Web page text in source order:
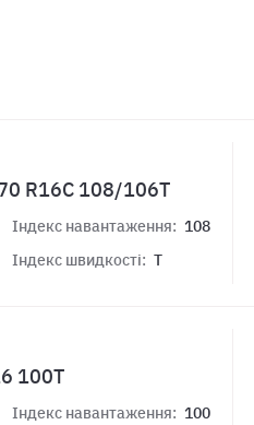
R16C 108/106T
Індекс навантаження: 108
Індекс швидкості: T
100T
Індекс навантаження: 100